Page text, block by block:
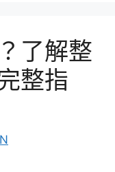
了解整
整指